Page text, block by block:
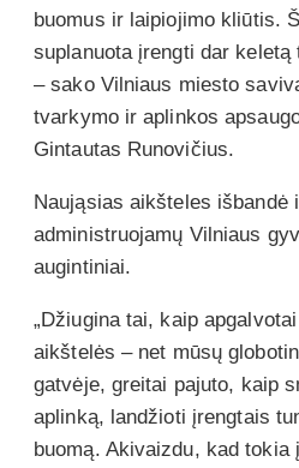
buomus ir laipiojimo kliūtis.
suplanuota įrengti dar keletą
– sako Vilniaus miesto
tvarkymo ir aplinkos
Gintautas Runovičius.
Naująsias aikšteles išbandė
administruojamų Vilniaus
augintiniai.
„Džiugina tai, kaip
aikštelės – net mūsų
gatvėje, greitai pajuto, kaip
aplinką, landžioti įrengtais
buomą. Akivaizdu, kad tokia